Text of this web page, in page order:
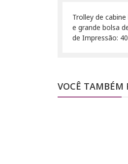
Trolley de
e grande bolsa
de Impressão:
VOCÊ TAMBÉM